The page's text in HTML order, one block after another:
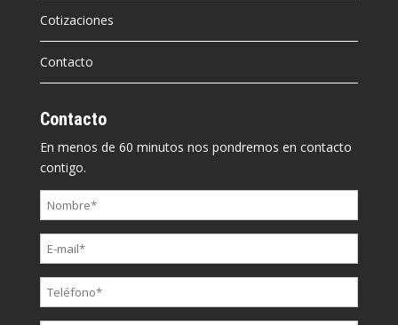
Cotizaciones
Contacto
Contacto
En menos de 60 minutos nos pondremos en contacto
contigo.